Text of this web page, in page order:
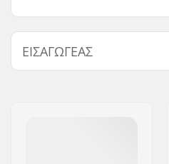
ΕΙΣΑΓΩΓΈΑΣ